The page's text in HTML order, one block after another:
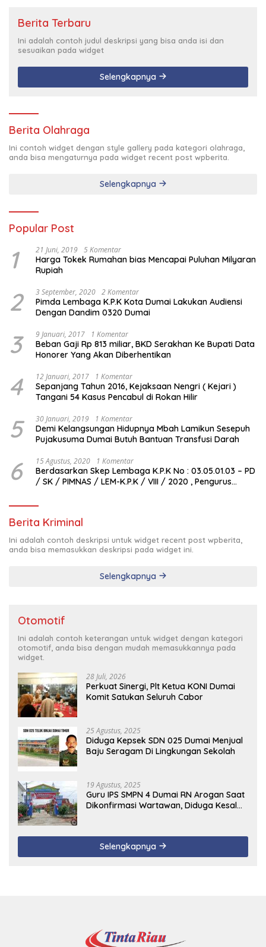
Berita Terbaru
Ini adalah contoh judul deskripsi yang bisa anda isi dan
sesuaikan pada widget
Selengkapnya
Berita Olahraga
Ini contoh widget dengan style gallery pada kategori olahraga,
anda bisa mengaturnya pada widget recent post wpberita.
Selengkapnya
Popular Post
1 21 Juni, 2019 5 Komentar
Harga Tokek Rumahan bias Mencapai Puluhan Milyaran
Rupiah
2 3 September, 2020 2 Komentar
Pimda Lembaga K.P.K Kota Dumai Lakukan Audiensi
Dengan Dandim 0320 Dumai
3 9 Januari, 2017 1 Komentar
Beban Gaji Rp 813 miliar, BKD Serakhan Ke Bupati Data
Honorer Yang Akan Diberhentikan
4 12 Januari, 2017 1 Komentar
Sepanjang Tahun 2016, Kejaksaan Nengri ( Kejari )
Tangani 54 Kasus Pencabul di Rokan Hilir
5 30 Januari, 2019 1 Komentar
Demi Kelangsungan Hidupnya Mbah Lamikun Sesepuh
Pujakusuma Dumai Butuh Bantuan Transfusi Darah
6 15 Agustus, 2020 1 Komentar
Berdasarkan Skep Lembaga K.P.K No : 03.05.01.03 – PD
/ SK / PIMNAS / LEM-K.P.K / VIII / 2020 , Pengurus
Berita Kriminal
Ini adalah contoh deskripsi untuk widget recent post wpberita,
anda bisa memasukkan deskripsi pada widget ini.
Selengkapnya
Otomotif
Ini adalah contoh keterangan untuk widget dengan kategori
otomotif, anda bisa dengan mudah memasukkannya pada
widget.
28 Juli, 2026
Perkuat Sinergi, Plt Ketua KONI Dumai
Komit Satukan Seluruh Cabor
25 Agustus, 2025
Diduga Kepsek SDN 025 Dumai Menjual
Baju Seragam Di Lingkungan Sekolah
19 Agustus, 2025
Guru IPS SMPN 4 Dumai RN Arogan Saat
Dikonfirmasi Wartawan, Diduga Kesal
Selengkapnya